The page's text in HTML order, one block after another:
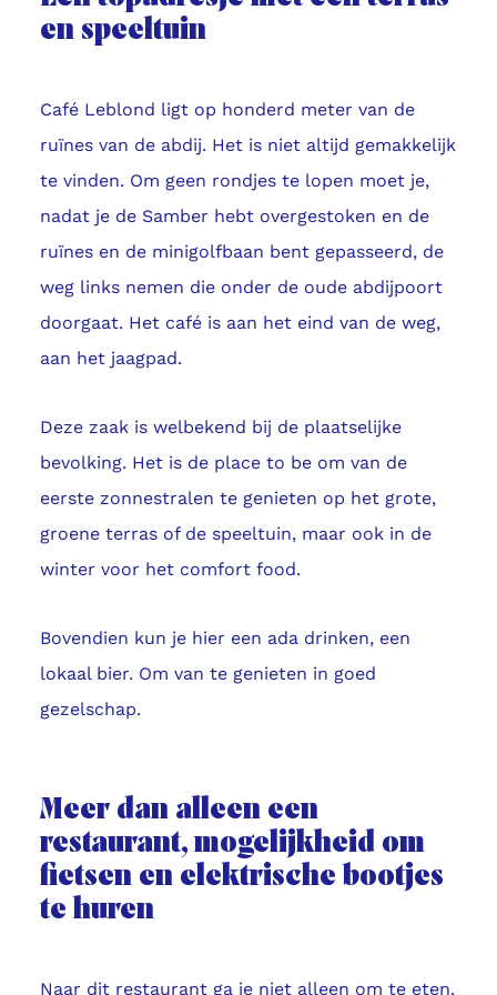
en speeltuin
Café Leblond ligt op honderd meter van de
ruïnes van de abdij. Het is niet altijd gemakkelijk
te vinden. Om geen rondjes te lopen moet je,
nadat je de Samber hebt overgestoken en de
ruïnes en de minigolfbaan bent gepasseerd, de
weg links nemen die onder de oude abdijpoort
doorgaat. Het café is aan het eind van de weg,
aan het jaagpad.
Deze zaak is welbekend bij de plaatselijke
bevolking. Het is de place to be om van de
eerste zonnestralen te genieten op het grote,
groene terras of de speeltuin, maar ook in de
winter voor het comfort food.
Bovendien kun je hier een ada drinken, een
lokaal bier. Om van te genieten in goed
gezelschap.
Meer dan alleen een
restaurant, mogelijkheid om
fietsen en elektrische bootjes
te huren
Naar dit restaurant ga je niet alleen om te eten.